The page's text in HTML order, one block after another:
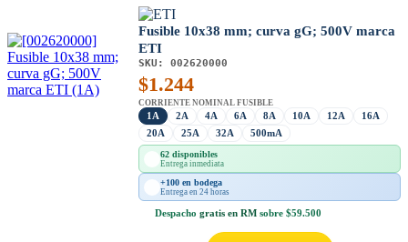
Fusible 10x38 mm; curva gG; 500V marca
ETI
SKU: 002620000
$1.244
CORRIENTE NOMINAL FUSIBLE
1A 2A 4A 6A 8A 10A 12A
16A
20A
25A 32A 500mA
62 disponibles
Entrega inmediata
+100 en bodega
Entrega en 24 horas
Despacho gratis en RM sobre $59.500